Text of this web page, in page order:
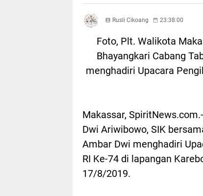
Rusli Cikoang 23:38:00
Foto, Plt. Walikota
Bhayangkari Cabang
menghadiri Upacara
Makassar,
Dwi Ariwibowo, SIK
Ambar Dwi menghadiri
RI Ke-74 di lapangan
17/8/2019.